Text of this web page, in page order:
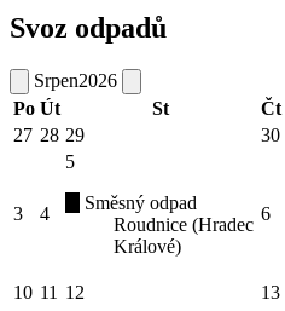
Svoz odpadů
Srpen2026
Po Út St Čt
27 28 29 30
3 4
5
Směsný odpad
Roudnice (Hradec
Králové)
6
10 11 12 13